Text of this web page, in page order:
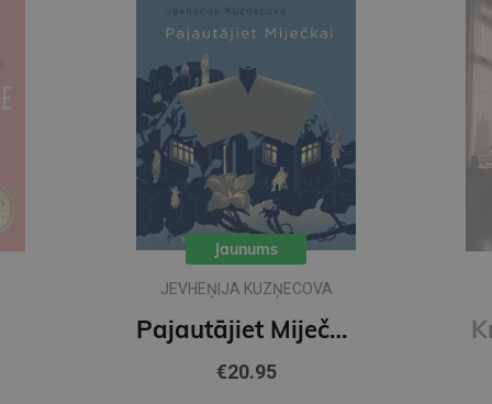
Jaunums
JEVHEŅIJA KUZŅECOVA
Pajautājiet Miječkai
€20.95